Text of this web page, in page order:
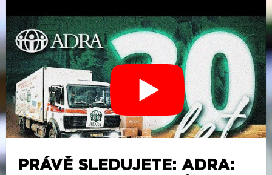
PRÁVĚ SLEDUJETE: ADRA: